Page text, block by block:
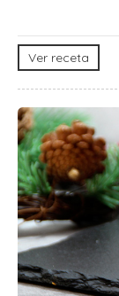
Ver receta